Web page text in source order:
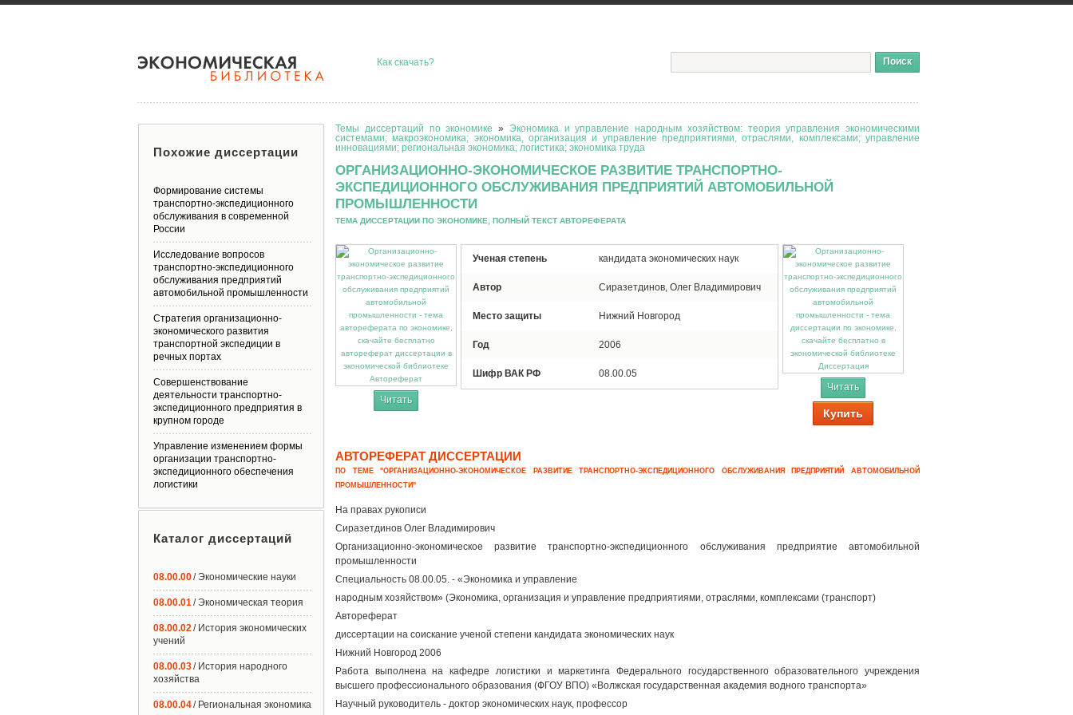
Как скачать?
Темы диссертаций по экономике » Экономика и управление народным хозяйством: теория управления экономическими
системами; макроэкономика; экономика, организация и управление предприятиями, отраслями, комплексами; управление
инновациями; региональная экономика; логистика; экономика труда
ОРГАНИЗАЦИОННО-ЭКОНОМИЧЕСКОЕ РАЗВИТИЕ ТРАНСПОРТНО-
ЭКСПЕДИЦИОННОГО ОБСЛУЖИВАНИЯ ПРЕДПРИЯТИЙ АВТОМОБИЛЬНОЙ
ПРОМЫШЛЕННОСТИ
ТЕМА ДИССЕРТАЦИИ ПО ЭКОНОМИКЕ, ПОЛНЫЙ ТЕКСТ АВТОРЕФЕРАТА
Автореферат
Читать
Ученая степень кандидата экономических наук
Автор Сиразетдинов, Олег Владимирович
Место защиты Нижний Новгород
Год 2006
Шифр ВАК РФ 08.00.05
Диссертация
Читать
Купить
АВТОРЕФЕРАТ ДИССЕРТАЦИИ
ПО ТЕМЕ "ОРГАНИЗАЦИОННО-ЭКОНОМИЧЕСКОЕ РАЗВИТИЕ ТРАНСПОРТНО-ЭКСПЕДИЦИОННОГО ОБСЛУЖИВАНИЯ ПРЕДПРИЯТИЙ АВТОМОБИЛЬНОЙ
ПРОМЫШЛЕННОСТИ"
На правах рукописи
Сиразетдинов Олег Владимирович
Организационно-экономическое развитие транспортно-экспедиционного обслуживания предприятие автомобильной
промышленности
Специальность 08.00.05. - «Экономика и управление
народным хозяйством» (Экономика, организация и управление предприятиями, отраслями, комплексами (транспорт)
Автореферат
диссертации на соискание ученой степени кандидата экономических наук
Нижний Новгород 2006
Работа выполнена на кафедре логистики и маркетинга Федерального государственного образовательного учреждения
высшего профессионального образования (ФГОУ ВПО) «Волжская государственная академия водного транспорта»
Научный руководитель - доктор экономических наук, профессор
Похожие диссертации
Формирование системы
транспортно-экспедиционного
обслуживания в современной
России
Исследование вопросов
транспортно-экспедиционного
обслуживания предприятий
автомобильной промышленности
Стратегия организационно-
экономического развития
транспортной экспедиции в
речных портах
Совершенствование
деятельности транспортно-
экспедиционного предприятия в
крупном городе
Управление изменением формы
организации транспортно-
экспедиционного обеспечения
логистики
Каталог диссертаций
08.00.00/ Экономические науки
08.00.01/ Экономическая теория
08.00.02/ История экономических
учений
08.00.03/ История народного
хозяйства
08.00.04/ Региональная экономика